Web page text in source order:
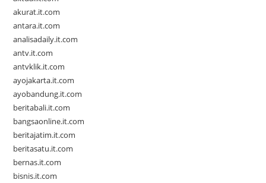
akurat.it.com
antara.it.com
analisadaily.it.com
antv.it.com
antvklik.it.com
ayojakarta.it.com
ayobandung.it.com
beritabali.it.com
bangsaonline.it.com
beritajatim.it.com
beritasatu.it.com
bernas.it.com
bisnis.it.com